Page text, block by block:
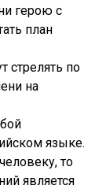
герою с
план
стрелять по
на
языке.
то
является